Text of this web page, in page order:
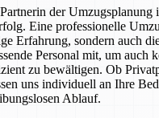
der Umzugsplanung
Eine professionelle
Erfahrung, sondern auch
Personal mit, um auch
zu bewältigen. Ob
uns individuell an Ihre
Ablauf.